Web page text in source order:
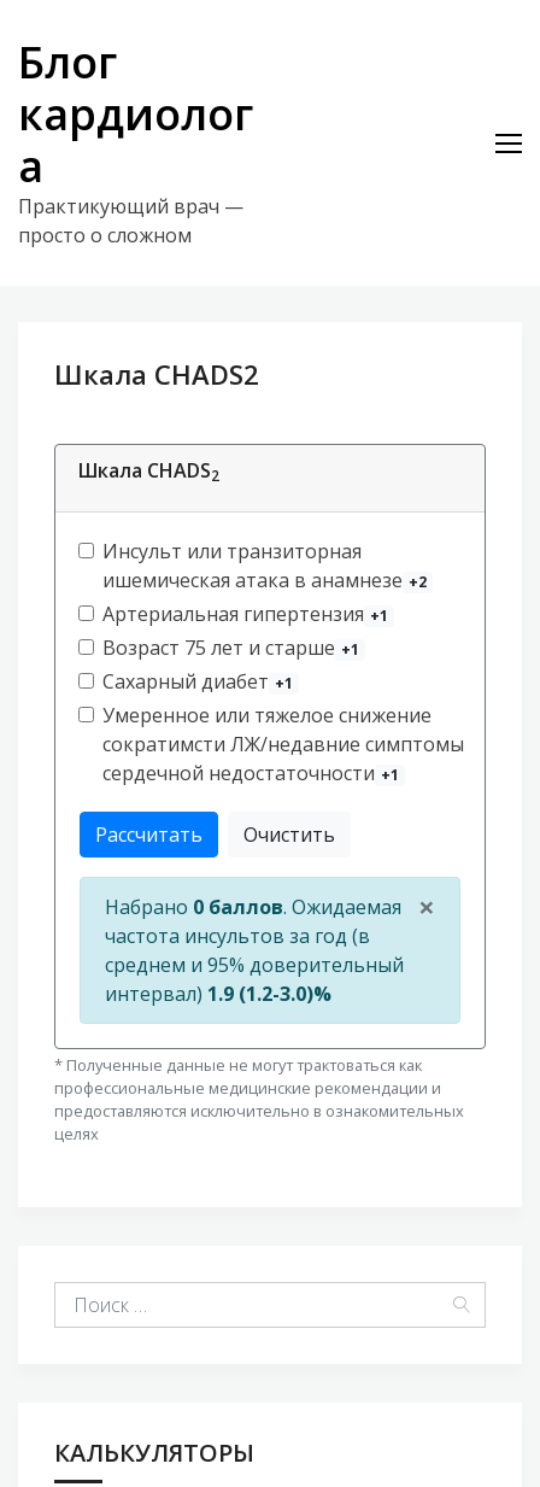
content
Блог
кардиолог
а
Практикующий врач —
просто о сложном
Шкала CHADS2
Шкала CHADS2
Инсульт или транзиторная
ишемическая атака в анамнезе +2
Артериальная гипертензия +1
Возраст 75 лет и старше +1
Сахарный диабет +1
Умеренное или тяжелое снижение
сократимсти ЛЖ/недавние симптомы
сердечной недостаточности +1
Рассчитать Очистить
×
Набрано 0 баллов. Ожидаемая
частота инсультов за год (в
среднем и 95% доверительный
интервал) 1.9 (1.2-3.0)%
* Полученные данные не могут трактоваться как
профессиональные медицинские рекомендации и
предоставляются исключительно в ознакомительных
целях
КАЛЬКУЛЯТОРЫ